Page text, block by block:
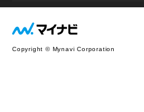
Copyright © Mynavi Corporation